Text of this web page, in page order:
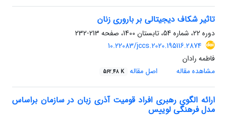
تاثیر شکاف دیجیتالی بر باروری زنان
دوره 22، شماره 54، تابستان 1400، صفحه
213-232
10.22083/jccs.2020.195116.2874
فاطمه رادان
مشاهده مقاله
اصل مقاله 562.48 K
ارائه الگوی رهبری افراد قومیت آذری زبان در سازمان براساس
مدل فرهنگی لوییس